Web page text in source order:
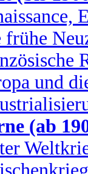
frühe
und
(ab